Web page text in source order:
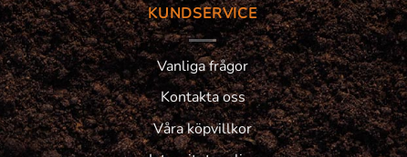
KUNDSERVICE
Vanliga frågor
Kontakta oss
Våra köpvillkor